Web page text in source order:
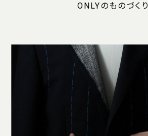
ONLYのものづくり